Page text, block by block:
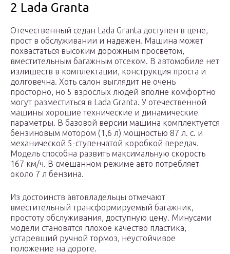
2 Lada Granta
Отечественный седан Lada Granta доступен в цене,
прост в обслуживании и надежен. Машина может
похвастаться высоким дорожным просветом,
вместительным багажным отсеком. В автомобиле нет
излишеств в комплектации, конструкция проста и
долговечна. Хоть салон выглядит не очень
просторно, но 5 взрослых людей вполне комфортно
могут разместиться в Lada Granta. У отечественной
машины хорошие технические и динамические
параметры. В базовой версии машина комплектуется
бензиновым мотором (1,6 л) мощностью 87 л. с. и
механической 5-ступенчатой коробкой передач.
Модель способна развить максимальную скорость
167 км/ч. В смешанном режиме авто потребляет
около 7 л бензина.
Из достоинств автовладельцы отмечают
вместительный трансформируемый багажник,
простоту обслуживания, доступную цену. Минусами
модели становятся плохое качество пластика,
устаревший ручной тормоз, неустойчивое
положение на дороге.